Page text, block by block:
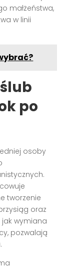
małżeństwa,
w linii
po
osoby
tworzenie
oraz
jak wymiana
pozwalają